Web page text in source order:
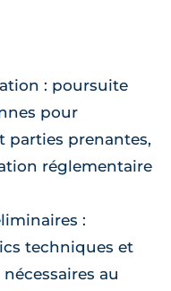
: poursuite
pour
parties prenantes,
réglementaire
:
techniques et
au